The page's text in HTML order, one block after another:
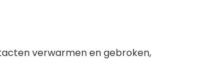
verwarmen en gebroken,